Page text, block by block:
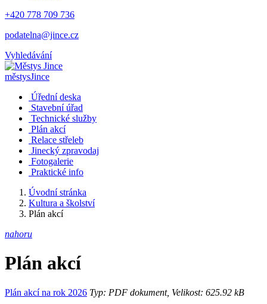
+420 778 709 736
podatelna@jince.cz
Vyhledávání
městysJince
Úřední deska
Stavební úřad
Technické služby
Plán akcí
Relace střeleb
Jinecký zpravodaj
Fotogalerie
Praktické info
Úvodní stránka
Kultura a školství
Plán akcí
nahoru
Plán akcí
Plán akcí na rok 2026 Typ: PDF dokument, Velikost: 625.92 kB